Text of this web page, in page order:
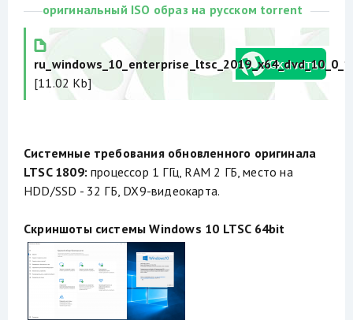
оригинальный ISO образ на русском torrent
[11.02 Kb]
Системные требования обновленного оригинала
LTSC 1809: процессор 1 ГГц, RAM 2 ГБ, место на
HDD/SSD - 32 ГБ, DX9-видеокарта.
Скриншоты системы Windows 10 LTSC 64bit